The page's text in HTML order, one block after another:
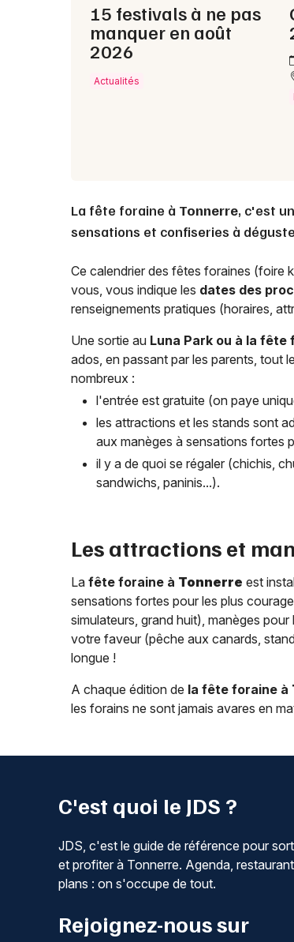
15 festivals à ne pas
manquer en août
2026
Actualités
La fête foraine à Tonnerre, c'est
sensations et confiseries à
Ce calendrier des fêtes foraines (foire
vous, vous indique les dates des
renseignements pratiques (horaires,
Une sortie au Luna Park ou à la
ados, en passant par les parents, tout
nombreux :
l'entrée est gratuite (on paye
les attractions et les stands sont
aux manèges à sensations fortes
il y a de quoi se régaler (chichis,
sandwichs, paninis...).
Les attractions et
La fête foraine à Tonnerre est
sensations fortes pour les plus
simulateurs, grand huit), manèges
votre faveur (pêche aux canards,
longue !
A chaque édition de la fête foraine à
les forains ne sont jamais avares en
C'est quoi le JDS ?
JDS, c'est le guide de référence pour
et profiter à Tonnerre. Agenda,
plans : on s'occupe de tout.
Rejoignez-nous sur